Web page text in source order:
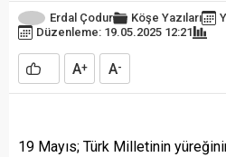
Erdal Çodur Köşe Yazıları
Düzenleme: 19.05.2025 12:21
A+ A-
19 Mayıs; Türk Milletinin